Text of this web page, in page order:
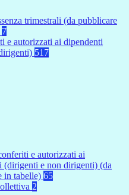
trimestrali (da pubblicare
7
e autorizzati ai dipendenti
517
e autorizzati ai
(dirigenti e non dirigenti) (da
in tabelle) 65
2